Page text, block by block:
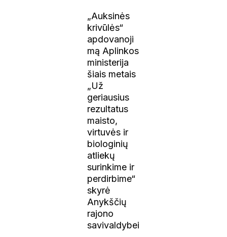
„Auksinės
krivūlės“
apdovanoji
mą Aplinkos
ministerija
šiais metais
„Už
geriausius
rezultatus
maisto,
virtuvės ir
biologinių
atliekų
surinkime ir
perdirbime“
skyrė
Anykščių
rajono
savivaldybei